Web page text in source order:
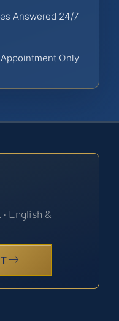
Answered 24/7
Only
English &